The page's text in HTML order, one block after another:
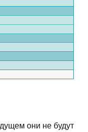
они не будут